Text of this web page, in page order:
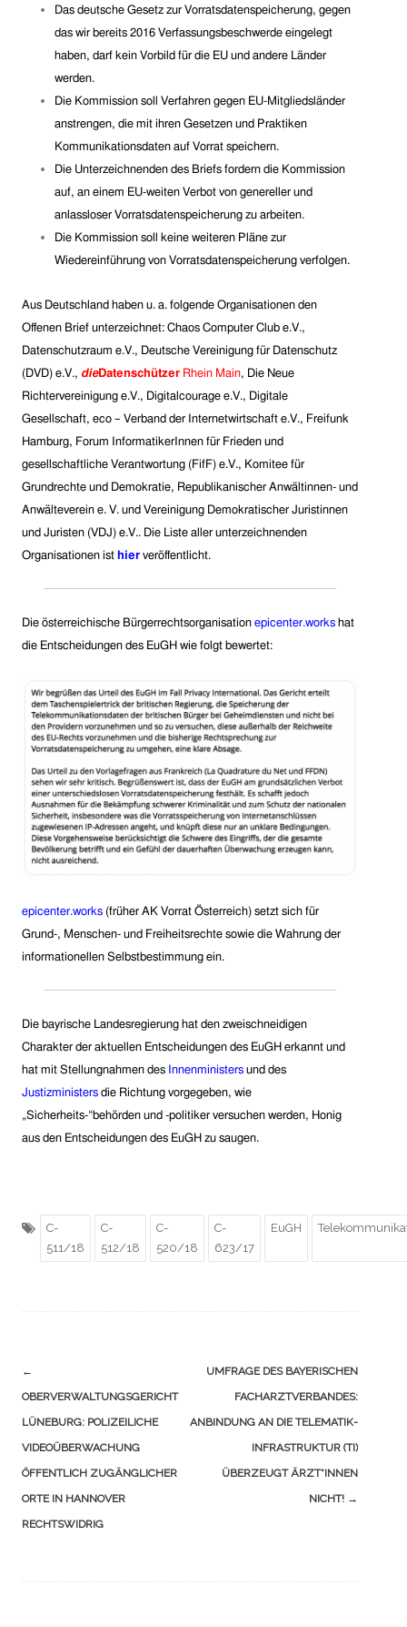
Das deutsche Gesetz zur Vorratsdatenspeicherung, gegen
das wir bereits 2016 Verfassungsbeschwerde eingelegt
haben, darf kein Vorbild für die EU und andere Länder
werden.
Die Kommission soll Verfahren gegen EU-Mitgliedsländer
anstrengen, die mit ihren Gesetzen und Praktiken
Kommunikationsdaten auf Vorrat speichern.
Die Unterzeichnenden des Briefs fordern die Kommission
auf, an einem EU-weiten Verbot von genereller und
anlassloser Vorratsdatenspeicherung zu arbeiten.
Die Kommission soll keine weiteren Pläne zur
Wiedereinführung von Vorratsdatenspeicherung verfolgen.
Aus Deutschland haben u. a. folgende Organisationen den
Offenen Brief unterzeichnet: Chaos Computer Club e.V.,
Datenschutzraum e.V., Deutsche Vereinigung für Datenschutz
(DVD) e.V., dieDatenschützer Rhein Main, Die Neue
Richtervereinigung e.V., Digitalcourage e.V., Digitale
Gesellschaft, eco – Verband der Internetwirtschaft e.V., Freifunk
Hamburg, Forum InformatikerInnen für Frieden und
gesellschaftliche Verantwortung (FifF) e.V., Komitee für
Grundrechte und Demokratie, Republikanischer Anwältinnen- und
Anwälteverein e. V. und Vereinigung Demokratischer Juristinnen
und Juristen (VDJ) e.V.. Die Liste aller unterzeichnenden
Organisationen ist hier veröffentlicht.
Die österreichische Bürgerrechtsorganisation epicenter.works hat
die Entscheidungen des EuGH wie folgt bewertet:
epicenter.works (früher AK Vorrat Österreich) setzt sich für
Grund-, Menschen- und Freiheitsrechte sowie die Wahrung der
informationellen Selbstbestimmung ein.
Die bayrische Landesregierung hat den zweischneidigen
Charakter der aktuellen Entscheidungen des EuGH erkannt und
hat mit Stellungnahmen des Innenministers und des
Justizministers die Richtung vorgegeben, wie
„Sicherheits-“behörden und -politiker versuchen werden, Honig
aus den Entscheidungen des EuGH zu saugen.
C-
511/18
C-
512/18
C-
520/18
C-
623/17
EuGH
Navigation
(Beiträge)
←
OBERVERWALTUNGSGERICHT
LÜNEBURG: POLIZEILICHE
VIDEOÜBERWACHUNG
ÖFFENTLICH ZUGÄNGLICHER
ORTE IN HANNOVER
RECHTSWIDRIG
UMFRAGE DES BAYERISCHEN
FACHARZTVERBANDES:
ANBINDUNG AN DIE TELEMATIK-
INFRASTRUKTUR (TI)
ÜBERZEUGT ÄRZT*INNEN
NICHT! →